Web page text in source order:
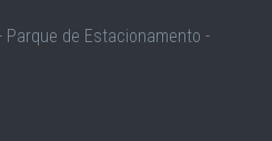
Parque de Estacionamento -